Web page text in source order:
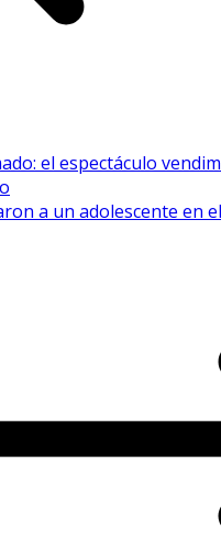
el espectáculo
a un adolescente en